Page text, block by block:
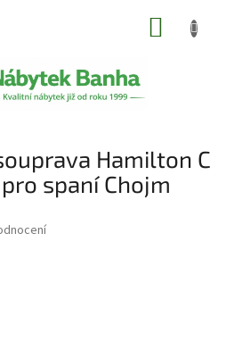
Hamilton C
spaní Chojm